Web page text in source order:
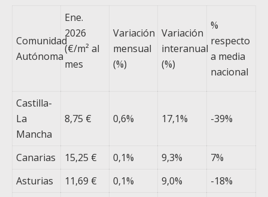
Comunidad
Autónoma
Ene.
2026
(€/m² al
mes
Variación
mensual
(%)
Variación
interanual
(%)
%
respecto
a media
nacional
Castilla-
La
Mancha
8,75 € 0,6% 17,1% -39%
Canarias 15,25 € 0,1% 9,3%
7%
Asturias
11,69 € 0,1% 9,0%
-18%